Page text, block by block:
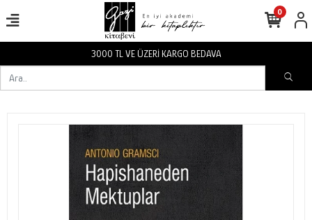
3000 TL VE ÜZERİ KARGO BEDAVA
0